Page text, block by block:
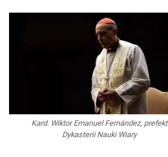
Kard. Wiktor Emanuel Fernández, prefekt
Dykasterii Nauki Wiary